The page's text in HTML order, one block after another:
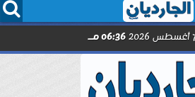
  
06:36 مـ